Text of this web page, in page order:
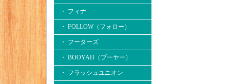
・ フィナ
・ FOLLOW（フォロー）
・ フーターズ
・ BOOYAH（ブーヤー）
・ フラッシュユニオン